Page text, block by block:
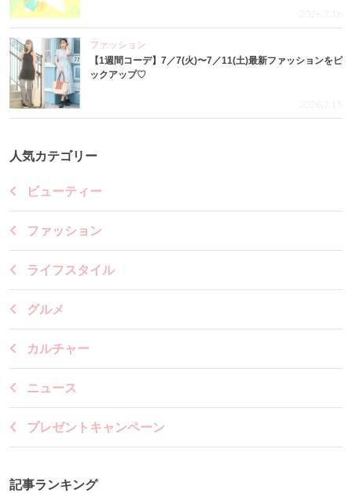
2026.7.16
ファッション
【1週間コーデ】7／7(火)〜7／11(土)最新ファッションをピ
ックアップ♡
2026.7.15
人気カテゴリー
ビューティー
ファッション
ライフスタイル
グルメ
カルチャー
ニュース
プレゼントキャンペーン
記事ランキング